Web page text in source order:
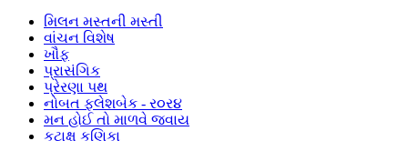
મિલન મસ્તની મસ્તી
વાંચન વિશેષ
ખૌફ
પ્રાસંગિક
પ્રેરણા પથ
નોબત ફ્લેશબેક - ર૦ર૪
મન હોઈ તો માળવે જવાય
કટાક્ષ કણિકા